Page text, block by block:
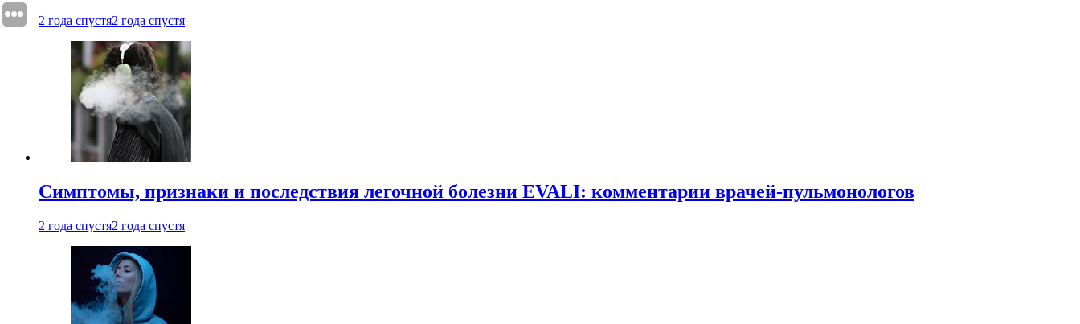
2 года спустя2 года спустя
Симптомы, признаки и последствия легочной болезни EVALI: комментарии врачей-пульмонологов
2 года спустя2 года спустя